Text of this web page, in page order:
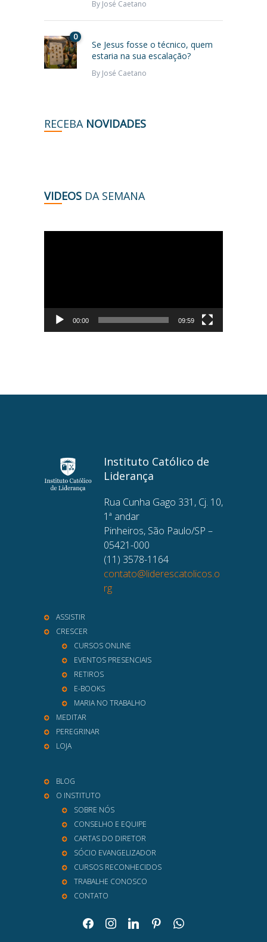
By José Caetano
0
Se Jesus fosse o técnico, quem
estaria na sua escalação?
By José Caetano
RECEBA NOVIDADES
VIDEOS DA SEMANA
00:00 09:59
Instituto Católico de
Liderança
Rua Cunha Gago 331, Cj. 10,
1ª andar
Pinheiros, São Paulo/SP –
05421-000
(11) 3578-1164
contato@liderescatolicos.o
rg
ASSISTIR
CRESCER
CURSOS ONLINE
EVENTOS PRESENCIAIS
RETIROS
E-BOOKS
MARIA NO TRABALHO
MEDITAR
PEREGRINAR
LOJA
BLOG
O INSTITUTO
SOBRE NÓS
CONSELHO E EQUIPE
CARTAS DO DIRETOR
SÓCIO EVANGELIZADOR
CURSOS RECONHECIDOS
TRABALHE CONOSCO
CONTATO
facebookinstagramlinkedinpinterestwhatsapp